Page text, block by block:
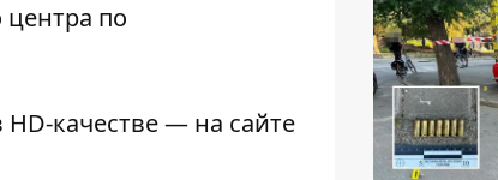
по
качестве — на сайте